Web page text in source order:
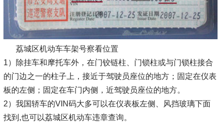
荔城区机动车车架号察看位置
1）除挂车和摩托车外，在门铰链柱、门锁柱或与门锁柱接合
的门边之一的柱子上，接近于驾驶员座位的地方；固定在仪表
板的左侧；固定在车门内侧，近驾驶员座位的地方。
2）我国轿车的VIN码大多可以在仪表板左侧、风挡玻璃下面
找到,也可以荔城区机动车违章查询。